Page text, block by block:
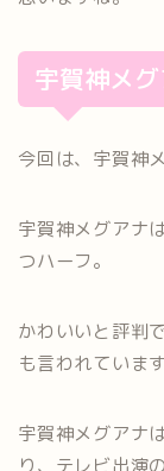
宇賀神メ
今回は、宇賀神
宇賀神メグアナ
つハーフ。
かわいいと評判
も言われています
宇賀神メグアナ
り、テレビ出演